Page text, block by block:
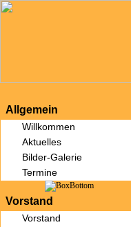
Allgemein
Willkommen
Aktuelles
Bilder-Galerie
Termine
Vorstand
Vorstand